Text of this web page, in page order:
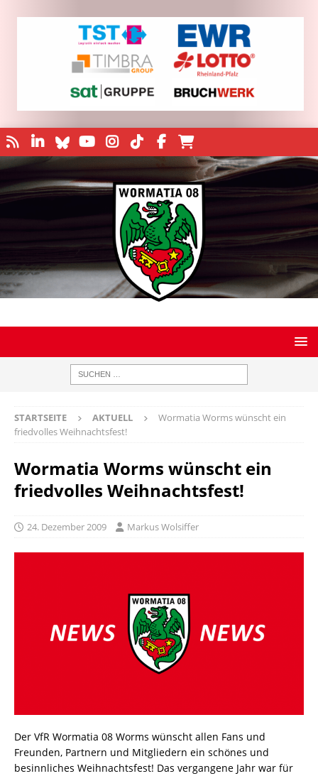
STARTSEITE AKTUELL
Wormatia Worms wünscht ein
friedvolles Weihnachtsfest!
Wormatia Worms wünscht ein
friedvolles Weihnachtsfest!
24. Dezember 2009 Markus Wolsiffer
Der VfR Wormatia 08 Worms wünscht allen Fans und
Freunden, Partnern und Mitgliedern ein schönes und
besinnliches Weihnachtsfest! Das vergangene Jahr war für